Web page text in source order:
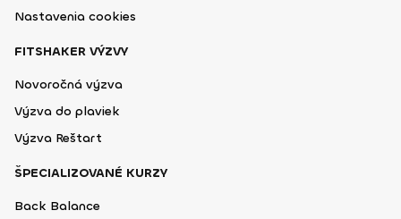
Nastavenia cookies
FITSHAKER VÝZVY
Novoročná výzva
Výzva do plaviek
Výzva Reštart
ŠPECIALIZOVANÉ KURZY
Back Balance